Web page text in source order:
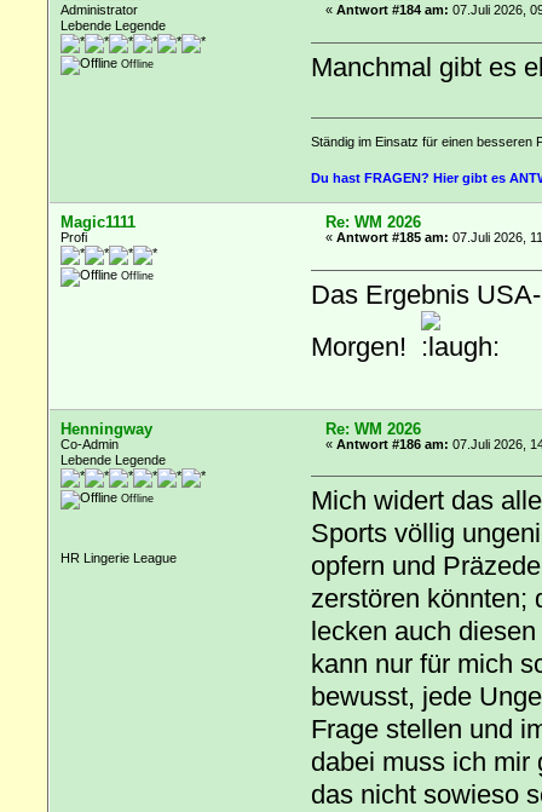
Administrator
Lebende Legende
Offline
«Antwort #184 am: 07.Juli 2026,
Manchmal gibt es
Ständig im Einsatz für einen besseren
Du hast FRAGEN? Hier gibt es
Magic1111
Profi
Offline
Re: WM 2026
«Antwort #185 am: 07.Juli 2026,
Das Ergebnis
Morgen!
Henningway
Co-Admin
Lebende Legende
Offline
HR Lingerie League
Re: WM 2026
«Antwort #186 am: 07.Juli 2026,
Mich widert das
Sports völlig
opfern und
zerstören könnten;
lecken auch
kann nur für mich
bewusst, jede
Frage stellen und
dabei muss ich mir
das nicht sowieso